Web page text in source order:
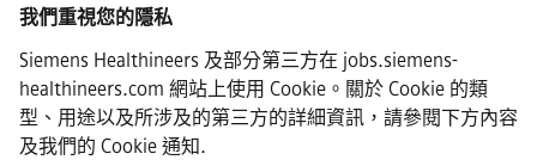
我們重視您的隱私
Siemens Healthineers 及部分第三方在 jobs.siemens-
healthineers.com 網站上使用 Cookie。關於 Cookie 的類
型、用途以及所涉及的第三方的詳細資訊，請參閱下方內容
及我們的 Cookie 通知.
Siemens Healthineers AG © 2026·
常見問題